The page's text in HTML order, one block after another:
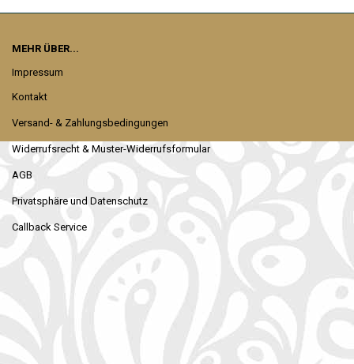
MEHR ÜBER...
Impressum
Kontakt
Versand- & Zahlungsbedingungen
Widerrufsrecht & Muster-Widerrufsformular
AGB
Privatsphäre und Datenschutz
Callback Service